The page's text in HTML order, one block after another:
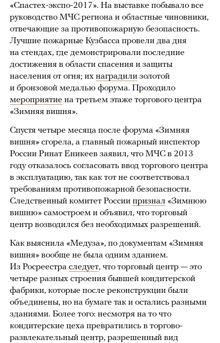
«Спастех-экспо-2017». На выставке побывало все
руководство МЧС региона и областные чиновники,
отвечающие за противопожарную безопасность.
Лучшие пожарные Кузбасса провели два дня
на стендах, где демонстрировали последние
достижения в области спасения и защиты
населения от огня; их наградили золотой
и бронзовой медалью форума. Проходило
мероприятие на третьем этаже торгового центра
«Зимняя вишня».
Спустя четыре месяца после форума «Зимняя
вишня» сгорела, а главный пожарный инспектор
России Ринат Еникеев заявил, что МЧС в 2013
году отказалось согласовать ввод торгового центра
в эксплуатацию, так как тот не соответствовал
требованиям противопожарной безопасности.
Следственный комитет России признал «Зимнюю
вишню» самостроем и объявил, что торговый
центр возводился без необходимых разрешений.
Как выяснила «Медуза», по документам «Зимняя
вишня» вообще не была одним зданием.
Из Росреестра следует, что торговый центр — это
четыре разных строения бывшей кондитерской
фабрики, которые после реконструкции были
объединены, но на бумаге так и остались разными
зданиями. Более того: несмотря на то что
кондитерские цеха превратились в торгово-
развлекательный центр, разрешенный вид